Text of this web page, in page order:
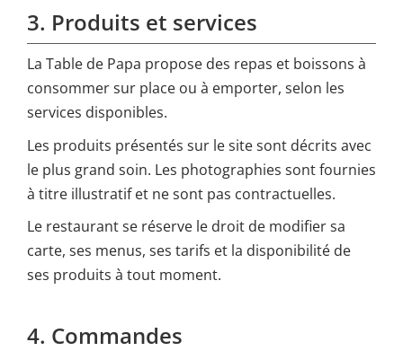
3. Produits et services
La Table de Papa propose des repas et boissons à
consommer sur place ou à emporter, selon les
services disponibles.
Les produits présentés sur le site sont décrits avec
le plus grand soin. Les photographies sont fournies
à titre illustratif et ne sont pas contractuelles.
Le restaurant se réserve le droit de modifier sa
carte, ses menus, ses tarifs et la disponibilité de
ses produits à tout moment.
4. Commandes